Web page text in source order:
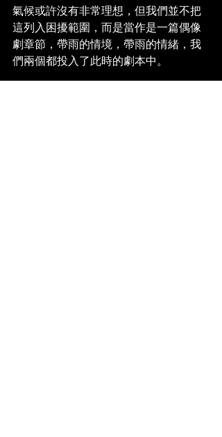
氣候或許沒有非常理想，但我們並不把
這列入困擾範圍，而是當作是一篇偶像
劇章節，帶雨的情境，帶雨的情緒，我
們兩個都投入了此時的劇本中。